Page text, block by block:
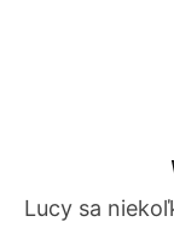
Lucy sa